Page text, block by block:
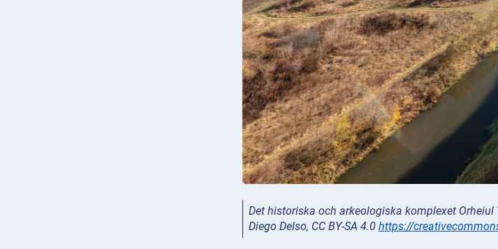
Det historiska och arkeologiska komplexet
Diego Delso, CC BY-SA 4.0 https://